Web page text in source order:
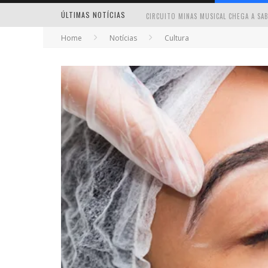
ÚLTIMAS NOTÍCIAS
MILTON GUEDES TRAZ TURNÊ
Home Notícias Cultura